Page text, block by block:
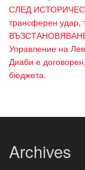
СЛЕД
трансферен удар,
Управление на
Диаби е
бюджета.
Archives